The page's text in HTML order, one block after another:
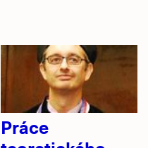
Práce